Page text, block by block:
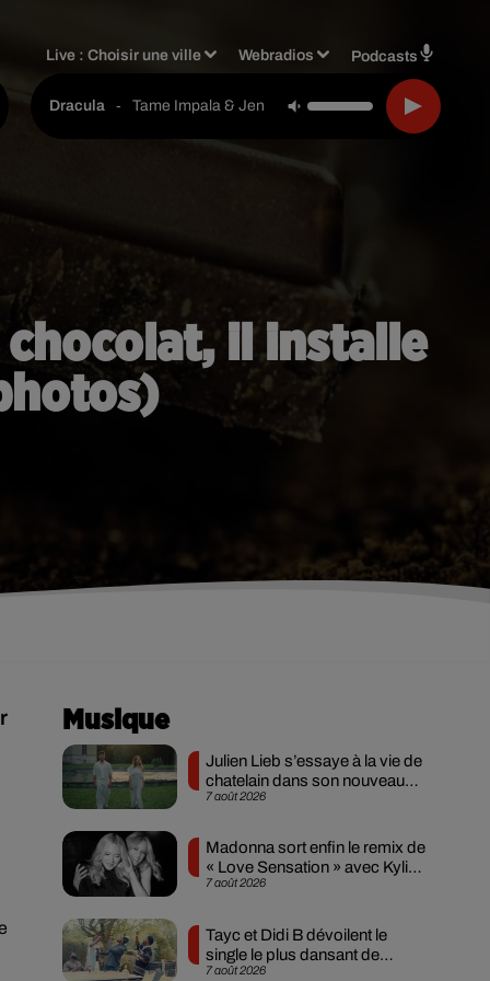
Live :Choisir une ville Webradios Podcasts
Dracula - Tame Impala & Jennie
chocolat, il installe
Musique
7 août 2026
Julien Lieb s’essaye à la vie de
chatelain dans son nouveau
clip
7 août 2026
Madonna sort enfin le remix de
« Love Sensation » avec Kylie
Minogue
7 août 2026
Tayc et Didi B dévoilent le
single le plus dansant de
l’année